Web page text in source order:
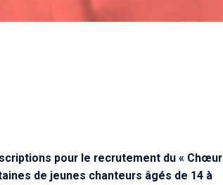
pour le recrutement du« Chœur
de jeunes chanteurs âgés de 14 à